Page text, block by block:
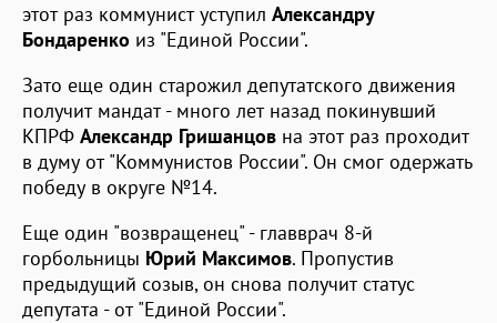
этот раз коммунист уступил Александру
Бондаренко из "Единой России".
Зато еще один старожил депутатского движения
получит мандат - много лет назад покинувший
КПРФ Александр Гришанцов на этот раз проходит
в думу от "Коммунистов России". Он смог одержать
победу в округе №14.
Еще один "возвращенец" - главврач 8-й
горбольницы Юрий Максимов. Пропустив
предыдущий созыв, он снова получит статус
депутата - от "Единой России".